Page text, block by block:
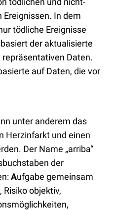
In dem
tödliche Ereignisse
der aktualisierte
repräsentativen Daten.
auf Daten, die vor
unter anderem das
Herzinfarkt und einen
Der Name „arriba“
der
Aufgabe gemeinsam
Risiko objektiv,